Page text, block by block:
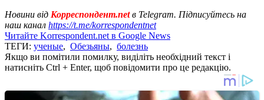
Новини від Корреспондент.netв Telegram. Підписуйтесь на
наш канал https://t.me/korrespondentnet
Читайте Korrespondent.net в Google News
ТЕГИ: ученые, Обезьяны, болезнь
Якщо ви помітили помилку, виділіть необхідний текст і
натисніть Ctrl + Enter, щоб повідомити про це редакцію.